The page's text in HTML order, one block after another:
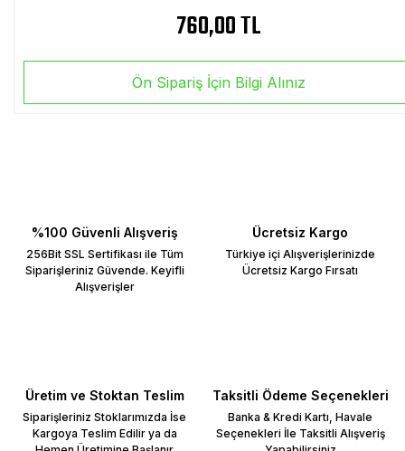
760,00 TL
Ön Sipariş İçin Bilgi Alınız
%100 Güvenli Alışveriş
256Bit SSL Sertifikası ile Tüm
Siparişleriniz Güvende. Keyifli
Alışverişler
Ücretsiz Kargo
Türkiye içi Alışverişlerinizde
Ücretsiz Kargo Fırsatı
Üretim ve Stoktan Teslim
Siparişleriniz Stoklarımızda İse
Kargoya Teslim Edilir ya da
Taksitli Ödeme Seçenekleri
Banka & Kredi Kartı, Havale
Seçenekleri İle Taksitli Alışveriş